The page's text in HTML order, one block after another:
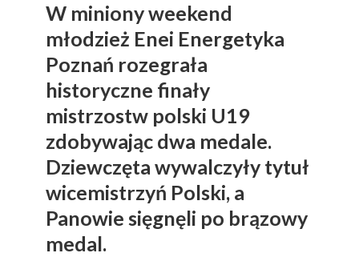
W miniony weekend
młodzież Enei Energetyka
Poznań rozegrała
historyczne finały
mistrzostw polski U19
zdobywając dwa medale.
Dziewczęta wywalczyły tytuł
wicemistrzyń Polski, a
Panowie sięgnęli po brązowy
medal.